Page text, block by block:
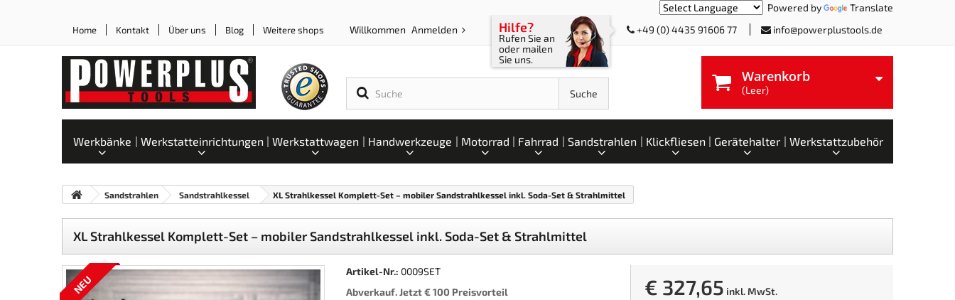
Powered by Translate
Home Kontakt Über uns Blog Weitere shops Willkommen Anmelden Hilfe?
Rufen Sie an
oder mailen
Sie uns.
+49 (0) 4435 91606 77 info@powerplustools.de
Suche
Warenkorb
(Leer)
Werkbänke Werkstatteinrichtungen Werkstattwagen Handwerkzeuge Motorrad Fahrrad Sandstrahlen Klickfliesen Gerätehalter Werkstattzubehör
Sandstrahlen Sandstrahlkessel XL Strahlkessel Komplett-Set – mobiler Sandstrahlkessel inkl. Soda-Set & Strahlmittel
XL Strahlkessel Komplett-Set – mobiler Sandstrahlkessel inkl. Soda-Set & Strahlmittel
NEU
Artikel-Nr.: 0009SET
Abverkauf. Jetzt € 100 Preisvorteil
€ 327,65 inkl. MwSt.